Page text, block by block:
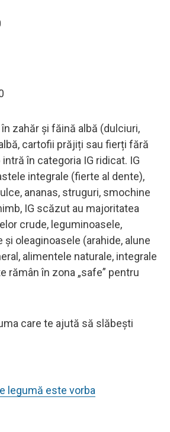
zahăr și făină albă (dulciuri,
cartofii prăjiți sau fierți fără
în categoria IG ridicat. IG
integrale (fierte al dente),
ananas, struguri, smochine
IG scăzut au majoritatea
crude, leguminoasele,
și oleaginoasele (arahide, alune
alimentele naturale, integrale
rămân în zona „safe” pentru
care te ajută să slăbești
legumă este vorba